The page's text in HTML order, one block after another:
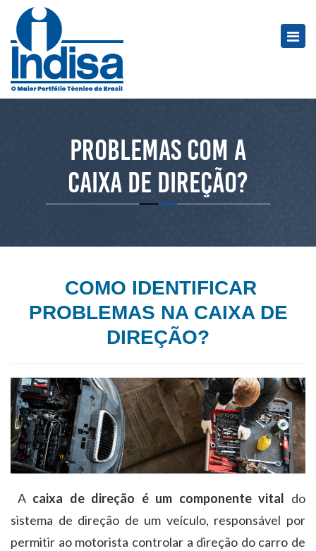
Problemas com a
caixa de direção?
COMO IDENTIFICAR
PROBLEMAS NA CAIXA DE
DIREÇÃO?
A caixa de direção é um componente vital do
sistema de direção de um veículo, responsável por
permitir ao motorista controlar a direção do carro de